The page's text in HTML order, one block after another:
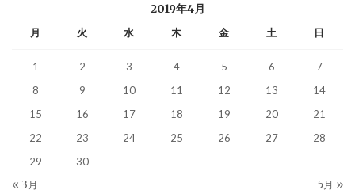
2019年4月
月 火 水 木 金 土 日
1 2 3 4 5 6
7
8
9 10 11 12 13
14
15
16 17 18 19 20
21
22
23 24 25 26 27
28
29
30
« 3月 5月 »